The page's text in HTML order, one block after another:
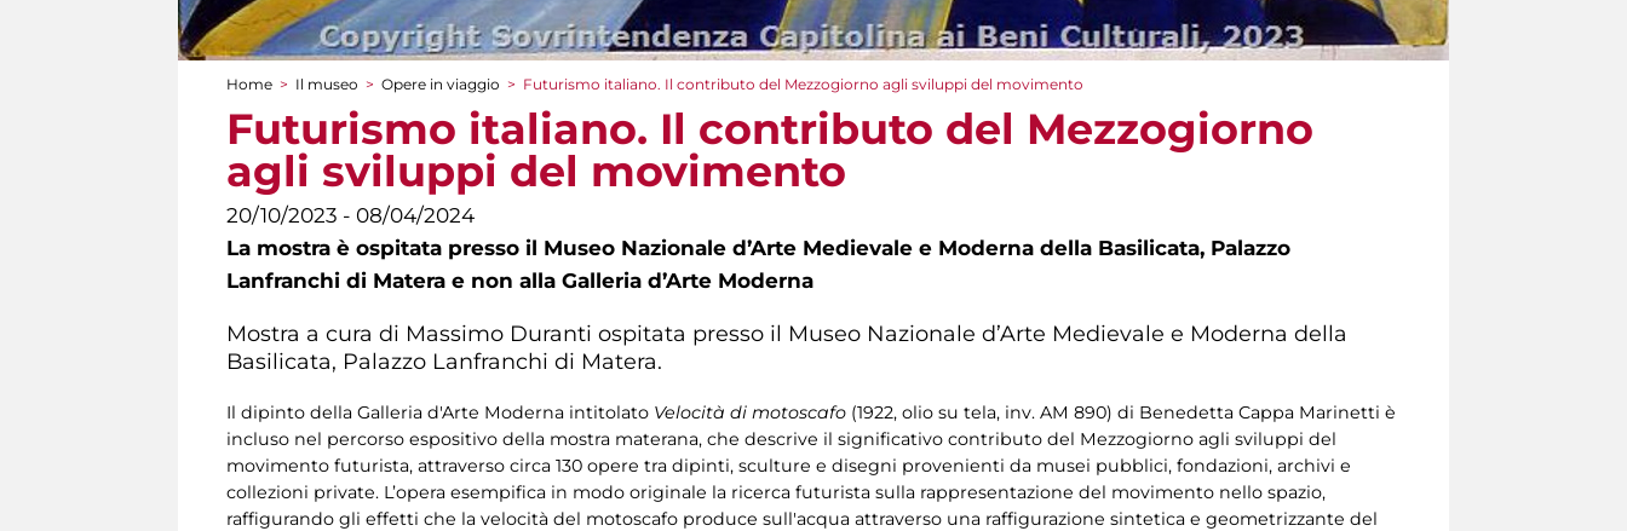
Tu sei qui
Home > Il museo > Opere in viaggio > Futurismo italiano. Il contributo del Mezzogiorno agli sviluppi del movimento
Futurismo italiano. Il contributo del Mezzogiorno
agli sviluppi del movimento
20/10/2023 - 08/04/2024
La mostra è ospitata presso il Museo Nazionale d’Arte Medievale e Moderna della Basilicata, Palazzo
Lanfranchi di Matera e non alla Galleria d’Arte Moderna
Mostra a cura di Massimo Duranti ospitata presso il Museo Nazionale d’Arte Medievale e Moderna della
Basilicata, Palazzo Lanfranchi di Matera.
Il dipinto della Galleria d'Arte Moderna intitolato Velocità di motoscafo (1922, olio su tela, inv. AM 890) di Benedetta Cappa Marinetti è
incluso nel percorso espositivo della mostra materana, che descrive il significativo contributo del Mezzogiorno agli sviluppi del
movimento futurista, attraverso circa 130 opere tra dipinti, sculture e disegni provenienti da musei pubblici, fondazioni, archivi e
collezioni private. L’opera esempifica in modo originale la ricerca futurista sulla rappresentazione del movimento nello spazio,
raffigurando gli effetti che la velocità del motoscafo produce sull'acqua attraverso una raffigurazione sintetica e geometrizzante del